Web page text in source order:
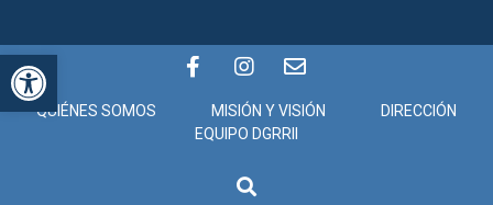
Abrir barra de herramientas
QUIÉNES SOMOS MISIÓN Y VISIÓN
DIRECCIÓN
EQUIPO DGRRII